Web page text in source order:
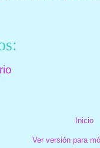
Inicio
Ver versión para